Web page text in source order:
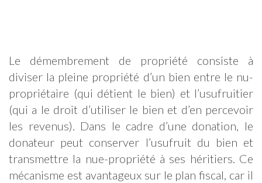
Le démembrement de propriété consiste à
diviser la pleine propriété d’un bien entre le nu-
propriétaire (qui détient le bien) et l’usufruitier
(qui a le droit d’utiliser le bien et d’en percevoir
les revenus). Dans le cadre d’une donation, le
donateur peut conserver l’usufruit du bien et
transmettre la nue-propriété à ses héritiers. Ce
mécanisme est avantageux sur le plan fiscal, car il